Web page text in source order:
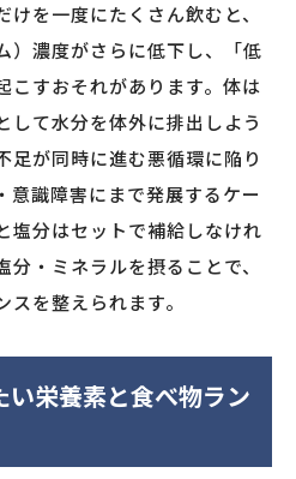
を一度にたくさん飲むと、
）濃度がさらに低下し、「低
こすおそれがあります。体は
して水分を体外に排出しよう
足が同時に進む悪循環に陥り
意識障害にまで発展するケー
塩分はセットで補給しなけれ
・ミネラルを摂ることで、
を整えられます。
栄養素と食べ物ラン